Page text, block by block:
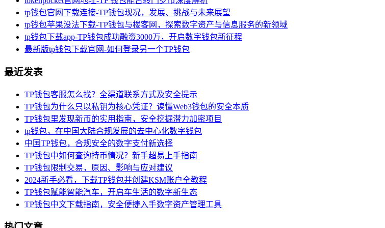
tp钱包官网下载连接-TP钱包现况，发展、挑战与未来展望
tp钱包苹果没法下载-TP钱包与楼客网，探索数字资产与信息服务的新领域
tp钱包下载app-TP钱包成功融资3000万，开启数字钱包新征程
最新版tp钱包下载官网-如何登录另一个TP钱包
最近发表
TP钱包客服怎么找？全渠道联系方式及安全提示
TP钱包为什么只以私钥为核心凭证？读懂Web3钱包的安全本质
TP钱包里发现新币的实用指南，安全挖掘潜力加密项目
tp钱包，在中国大陆合规发展的去中心化数字钱包
中国TP钱包，合规安全的数字支付新选择
TP钱包中如何查询持币情况？新手超易上手指南
TP钱包限制交易，原因、影响与应对建议
2024新手必看，下载TP钱包并创建KSM账户全教程
TP钱包赋能智能汽车，开启车生活的数字新生态
TP钱包中文下载指南，安全便捷入手数字资产管理工具